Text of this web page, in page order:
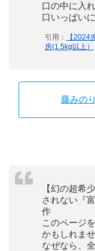
口の中に入
口いっぱい
引用：
【
房(1.5kg以上）
藤みの
【幻の超希
されない『
作
このページ
かもしれませ
なぜなら、